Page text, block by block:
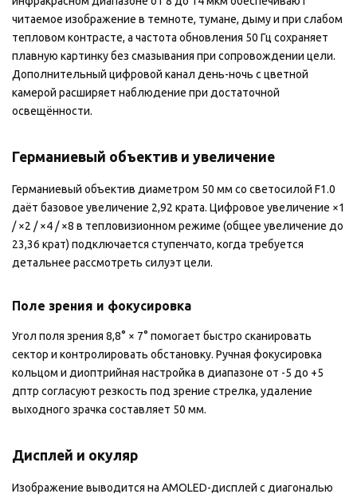
читаемое изображение в темноте, тумане, дыму и при слабом
тепловом контрасте, а частота обновления 50 Гц сохраняет
плавную картинку без смазывания при сопровождении цели.
Дополнительный цифровой канал день-ночь с цветной
камерой расширяет наблюдение при достаточной
освещённости.
Германиевый объектив и увеличение
Германиевый объектив диаметром 50 мм со светосилой F1.0
даёт базовое увеличение 2,92 крата. Цифровое увеличение ×1
/ ×2 / ×4 / ×8 в тепловизионном режиме (общее увеличение до
23,36 крат) подключается ступенчато, когда требуется
детальнее рассмотреть силуэт цели.
Поле зрения и фокусировка
Угол поля зрения 8,8° × 7° помогает быстро сканировать
сектор и контролировать обстановку. Ручная фокусировка
кольцом и диоптрийная настройка в диапазоне от -5 до +5
дптр согласуют резкость под зрение стрелка, удаление
выходного зрачка составляет 50 мм.
Дисплей и окуляр
Изображение выводится на AMOLED-дисплей с диагональю